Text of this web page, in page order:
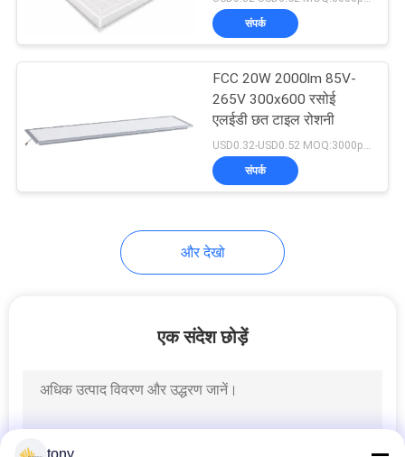
230V एलईडी पट्टी
18
120V एलईडी पट्टी
संपर्क
FCC 20W 2000lm 85V-
265V 300x600 रसोई
एलईडी छत टाइल रोशनी
संपर्क
और देखो
एक संदेश छोड़ें
tony